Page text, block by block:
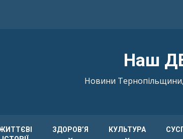
Наш
Новини Тернопільщини,
ЗДОРОВ’Я КУЛЬТУРА